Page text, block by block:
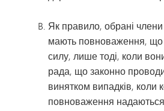
Як правило, обрані
мають повноваження, що
силу, лише тоді, коли
рада, що законно
винятком випадків, коли
повноваження